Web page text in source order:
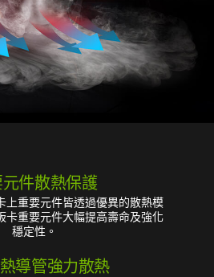
件散熱保護
上重要元件皆透過優異的散熱模
卡重要元件大幅提高壽命及強化
穩定性。
導管強力散熱